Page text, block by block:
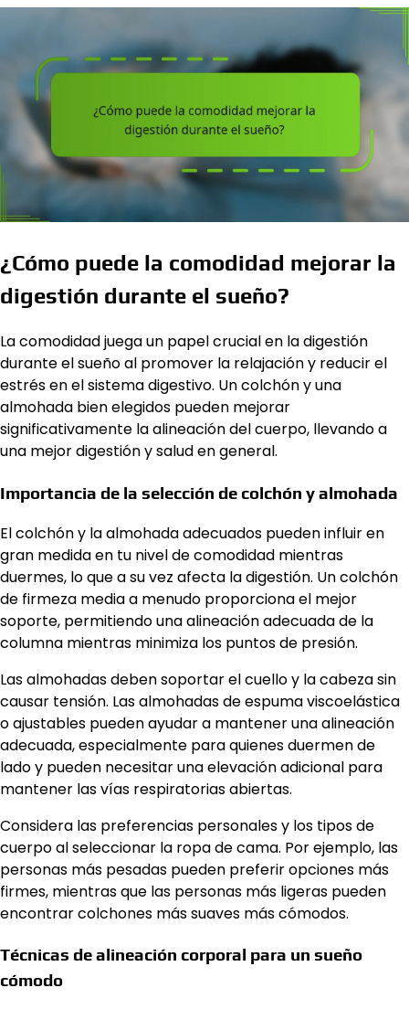
¿Cómo puede la comodidad mejorar la
digestión durante el sueño?
La comodidad juega un papel crucial en la digestión
durante el sueño al promover la relajación y reducir el
estrés en el sistema digestivo. Un colchón y una
almohada bien elegidos pueden mejorar
significativamente la alineación del cuerpo, llevando a
una mejor digestión y salud en general.
Importancia de la selección de colchón y almohada
El colchón y la almohada adecuados pueden influir en
gran medida en tu nivel de comodidad mientras
duermes, lo que a su vez afecta la digestión. Un colchón
de firmeza media a menudo proporciona el mejor
soporte, permitiendo una alineación adecuada de la
columna mientras minimiza los puntos de presión.
Las almohadas deben soportar el cuello y la cabeza sin
causar tensión. Las almohadas de espuma viscoelástica
o ajustables pueden ayudar a mantener una alineación
adecuada, especialmente para quienes duermen de
lado y pueden necesitar una elevación adicional para
mantener las vías respiratorias abiertas.
Considera las preferencias personales y los tipos de
cuerpo al seleccionar la ropa de cama. Por ejemplo, las
personas más pesadas pueden preferir opciones más
firmes, mientras que las personas más ligeras pueden
encontrar colchones más suaves más cómodos.
Técnicas de alineación corporal para un sueño
cómodo